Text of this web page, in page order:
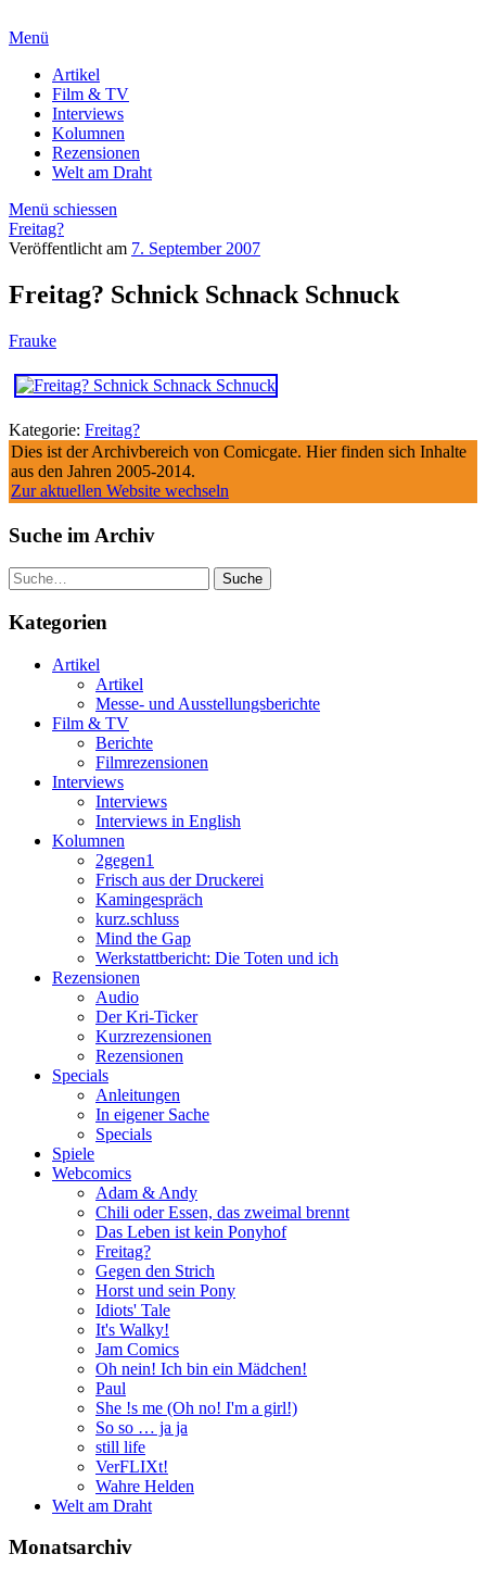
Menü
Artikel
Film & TV
Interviews
Kolumnen
Rezensionen
Welt am Draht
Menü schiessen
Freitag?
Veröffentlicht am 7. September 2007
Freitag? Schnick Schnack Schnuck
Frauke
Kategorie: Freitag?
Dies ist der Archivbereich von Comicgate. Hier finden sich Inhalte
aus den Jahren 2005-2014.
Zur aktuellen Website wechseln
Suche im Archiv
Suche
Kategorien
Artikel
Artikel
Messe- und Ausstellungsberichte
Film & TV
Berichte
Filmrezensionen
Interviews
Interviews
Interviews in English
Kolumnen
2gegen1
Frisch aus der Druckerei
Kamingespräch
kurz.schluss
Mind the Gap
Werkstattbericht: Die Toten und ich
Rezensionen
Audio
Der Kri-Ticker
Kurzrezensionen
Rezensionen
Specials
Anleitungen
In eigener Sache
Specials
Spiele
Webcomics
Adam & Andy
Chili oder Essen, das zweimal brennt
Das Leben ist kein Ponyhof
Freitag?
Gegen den Strich
Horst und sein Pony
Idiots' Tale
It's Walky!
Jam Comics
Oh nein! Ich bin ein Mädchen!
Paul
She !s me (Oh no! I'm a girl!)
So so … ja ja
still life
VerFLIXt!
Wahre Helden
Welt am Draht
Monatsarchiv